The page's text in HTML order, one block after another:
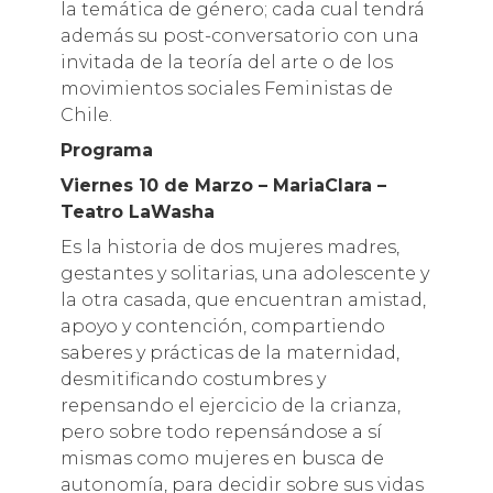
la temática de género; cada cual tendrá
además su post-conversatorio con una
invitada de la teoría del arte o de los
movimientos sociales Feministas de
Chile.
Programa
Viernes 10 de Marzo – MariaClara –
Teatro LaWasha
Es la historia de dos mujeres madres,
gestantes y solitarias, una adolescente y
la otra casada, que encuentran amistad,
apoyo y contención, compartiendo
saberes y prácticas de la maternidad,
desmitificando costumbres y
repensando el ejercicio de la crianza,
pero sobre todo repensándose a sí
mismas como mujeres en busca de
autonomía, para decidir sobre sus vidas